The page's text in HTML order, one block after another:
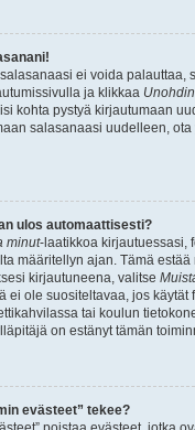
ei voida palauttaa,
ja klikkaa
kohta pystyä kirjautumaan
salasanaasi uudelleen, ota
ulos automaattisesti?
minut-laatikkoa kirjautuessasi,
määritellyn ajan. Tämä
kirjautuneena, valitse
ei ole suositeltavaa, jos
tai koulun
on estänyt tämän
evästeet” tekee?